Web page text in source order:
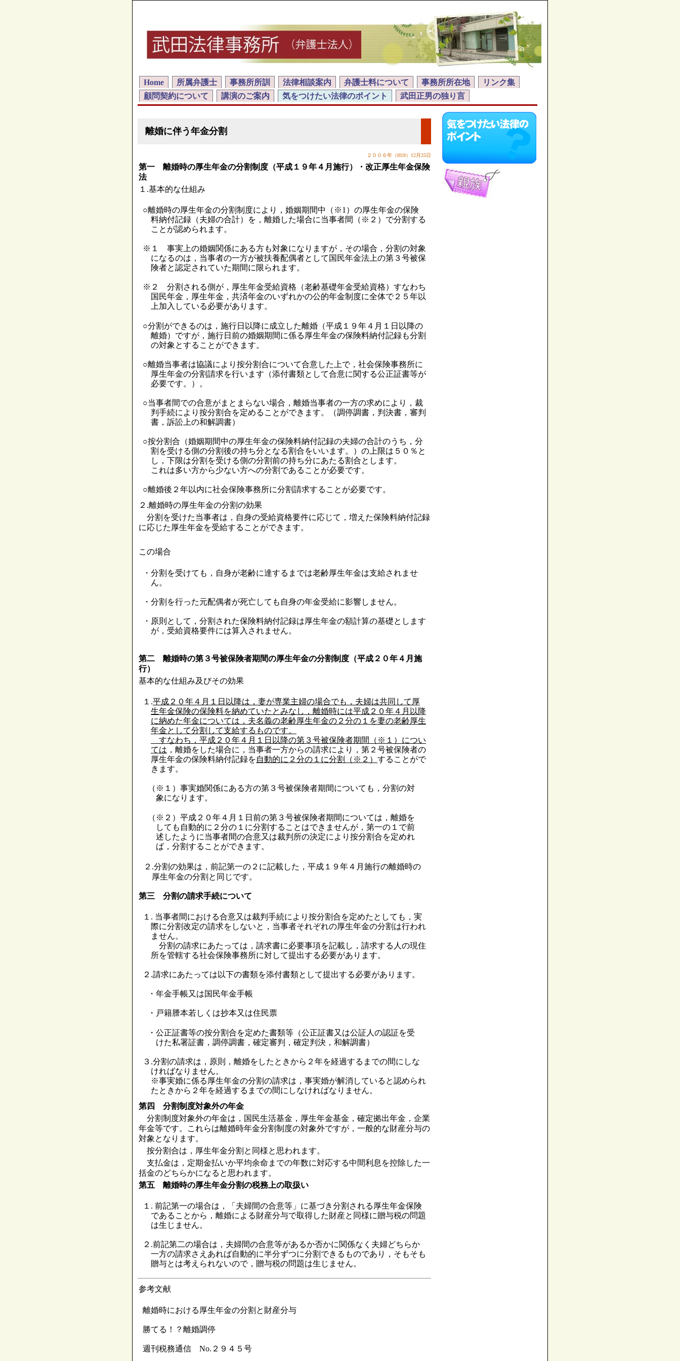
Home 所属弁護士 事務所所訓 法律相談案内 弁護士料について 事務所所在地
リンク集
顧問契約について
講演のご案内 気をつけたい法律のポイント 武田正男の独り言
離婚に伴う年金分割
２００６年（H18）12月25日
第一 離婚時の厚生年金の分割制度（平成１９年４月施行）・改正厚生年金保険
法
１.基本的な仕組み
○離婚時の厚生年金の分割制度により，婚姻期間中（※1）の厚生年金の保険
料納付記録（夫婦の合計）を，離婚した場合に当事者間（※２）で分割する
ことが認められます。
※１ 事実上の婚姻関係にある方も対象になりますが，その場合，分割の対象
になるのは，当事者の一方が被扶養配偶者として国民年金法上の第３号被保
険者と認定されていた期間に限られます。
※２ 分割される側が，厚生年金受給資格（老齢基礎年金受給資格）すなわち
国民年金，厚生年金，共済年金のいずれかの公的年金制度に全体で２５年以
上加入している必要があります。
○分割ができるのは，施行日以降に成立した離婚（平成１９年４月１日以降の
離婚）ですが，施行日前の婚姻期間に係る厚生年金の保険料納付記録も分割
の対象とすることができます。
○離婚当事者は協議により按分割合について合意した上で，社会保険事務所に
厚生年金の分割請求を行います（添付書類として合意に関する公正証書等が
必要です。）。
○当事者間での合意がまとまらない場合，離婚当事者の一方の求めにより，裁
判手続により按分割合を定めることができます。（調停調書，判決書，審判
書，訴訟上の和解調書）
○按分割合（婚姻期間中の厚生年金の保険料納付記録の夫婦の合計のうち，分
割を受ける側の分割後の持ち分となる割合をいいます。）の上限は５０％と
し，下限は分割を受ける側の分割前の持ち分にあたる割合とします。
これは多い方から少ない方への分割であることが必要です。
○離婚後２年以内に社会保険事務所に分割請求することが必要です。
２.離婚時の厚生年金の分割の効果
分割を受けた当事者は，自身の受給資格要件に応じて，増えた保険料納付記録
に応じた厚生年金を受給することができます。
この場合
・分割を受けても，自身が老齢に達するまでは老齢厚生年金は支給されませ
ん。
・分割を行った元配偶者が死亡しても自身の年金受給に影響しません。
・原則として，分割された保険料納付記録は厚生年金の額計算の基礎とします
が，受給資格要件には算入されません。
第二 離婚時の第３号被保険者期間の厚生年金の分割制度（平成２０年４月施
行）
基本的な仕組み及びその効果
１.平成２０年４月１日以降は，妻が専業主婦の場合でも，夫婦は共同して厚
生年金保険の保険料を納めていたとみなし，離婚時には平成２０年４月以降
に納めた年金については，夫名義の老齢厚生年金の２分の１を妻の老齢厚生
年金として分割して支給するものです。
すなわち，平成２０年４月１日以降の第３号被保険者期間（※１）につい
ては ，離婚をした場合に，当事者一方からの請求により，第２号被保険者の
厚生年金の保険料納付記録を自動的に２分の１に分割（※２） することがで
きます。
（※１）事実婚関係にある方の第３号被保険者期間についても，分割の対
象になります。
（※２）平成２０年４月１日前の第３号被保険者期間については，離婚を
しても自動的に２分の１に分割することはできませんが，第一の１で前
述したように当事者間の合意又は裁判所の決定により按分割合を定めれ
ば，分割することができます。
２.分割の効果は，前記第一の２に記載した，平成１９年４月施行の離婚時の
厚生年金の分割と同じです。
第三 分割の請求手続について
１. 当事者間における合意又は裁判手続により按分割合を定めたとしても，実
際に分割改定の請求をしないと，当事者それぞれの厚生年金の分割は行われ
ません。
分割の請求にあたっては，請求書に必要事項を記載し，請求する人の現住
所を管轄する社会保険事務所に対して提出する必要があります。
２.請求にあたっては以下の書類を添付書類として提出する必要があります。
・年金手帳又は国民年金手帳
・戸籍謄本若しくは抄本又は住民票
・公正証書等の按分割合を定めた書類等（公正証書又は公証人の認証を受
けた私署証書，調停調書，確定審判，確定判決，和解調書）
３.分割の請求は，原則，離婚をしたときから２年を経過するまでの間にしな
ければなりません。
※事実婚に係る厚生年金の分割の請求は，事実婚が解消していると認められ
たときから２年を経過するまでの間にしなければなりません。
第四 分割制度対象外の年金
分割制度対象外の年金は，国民生活基金，厚生年金基金，確定拠出年金，企業
年金等です。これらは離婚時年金分割制度の対象外ですが，一般的な財産分与の
対象となります。
按分割合は，厚生年金分割と同様と思われます。
支払金は，定期金払いか平均余命までの年数に対応する中間利息を控除した一
括金のどちらかになると思われます。
第五 離婚時の厚生年金分割の税務上の取扱い
１. 前記第一の場合は，「夫婦間の合意等」に基づき分割される厚生年金保険
であることから，離婚による財産分与で取得した財産と同様に贈与税の問題
は生じません。
２.前記第二の場合は，夫婦間の合意等があるか否かに関係なく夫婦どちらか
一方の請求さえあれば自動的に半分ずつに分割できるものであり，そもそも
贈与とは考えられないので，贈与税の問題は生じません。
参考文献
離婚時における厚生年金の分割と財産分与
勝てる！？離婚調停
週刊税務通信 No.２９４５号